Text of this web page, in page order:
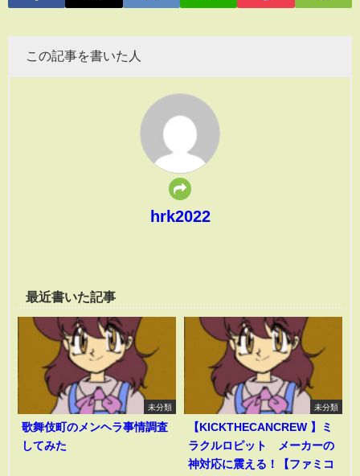
この記事を書いた人
hrk2022
最近書いた記事
未分類
歌舞伎町のメンヘラ事情調査
してみた
未分類
【KICKTHECANCREW 】ミ
ラクルロピット メーカーの
神対応に震える！【ファミコ